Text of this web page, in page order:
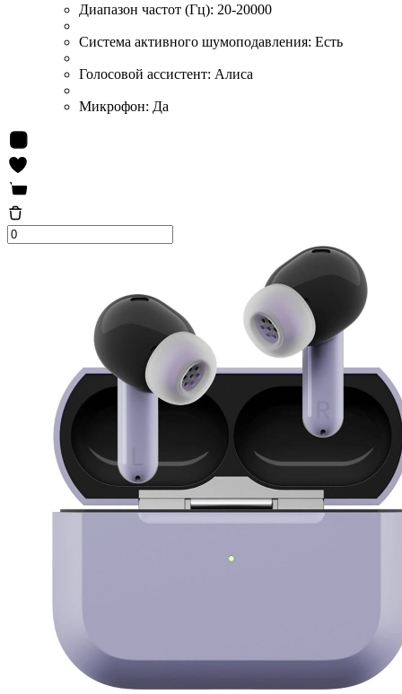
Диапазон частот (Гц): 20-20000
Система активного шумоподавления: Есть
Голосовой ассистент: Алиса
Микрофон: Да